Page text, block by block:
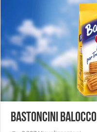
Bastoncini Balocco